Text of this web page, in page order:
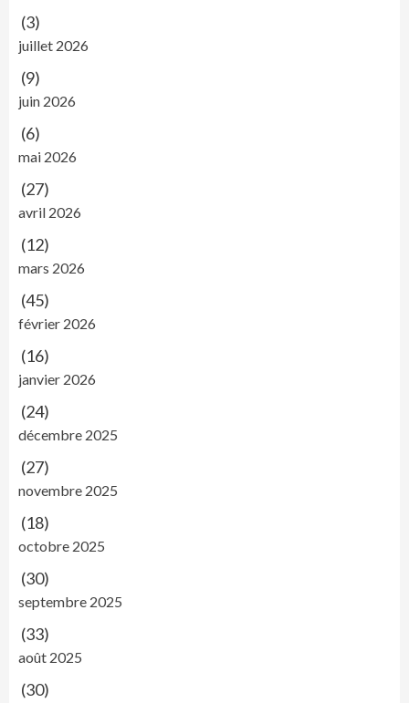
(3)
juillet 2026
(9)
juin 2026
(6)
mai 2026
(27)
avril 2026
(12)
mars 2026
(45)
février 2026
(16)
janvier 2026
(24)
décembre 2025
(27)
novembre 2025
(18)
octobre 2025
(30)
septembre 2025
(33)
août 2025
(30)